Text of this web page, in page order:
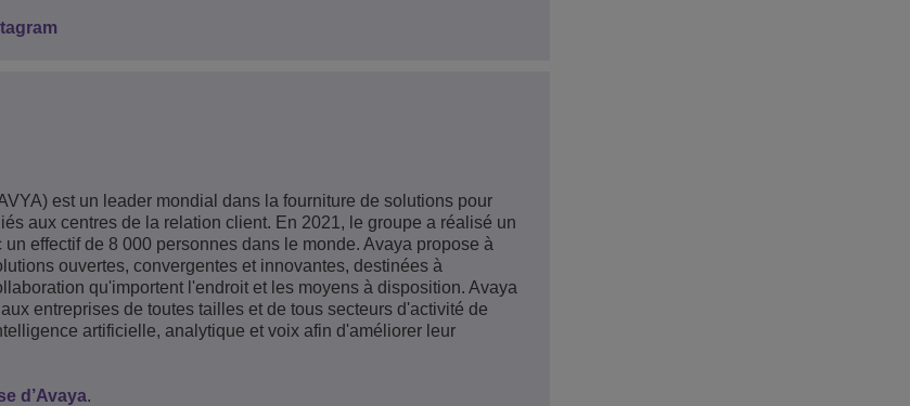
est un leader mondial dans la fourniture de solutions pour
aux centres de la relation client. En 2021, le groupe a réalisé un
effectif de 8 000 personnes dans le monde. Avaya propose à
ouvertes, convergentes et innovantes, destinées à
qu'importent l'endroit et les moyens à disposition. Avaya
entreprises de toutes tailles et de tous secteurs d'activité de
artificielle, analytique et voix afin d'améliorer leur
d’Avaya.